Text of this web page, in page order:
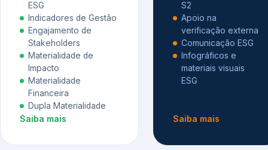
ESG
Indicadores de Gestão
Engajamento de
Stakeholders
Materialidade de
Impacto
Materialidade
Financeira
Dupla Materialidade
Saiba mais
S2
Apoio na
verificação externa
Comunicação ESG
Infográficos e
materiais visuais
ESG
Saiba mais